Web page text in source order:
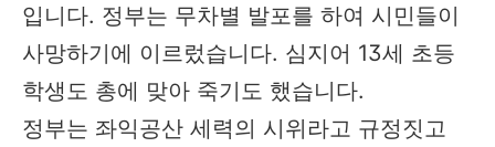
입니다. 정부는 무차별 발포를 하여 시민들이
사망하기에 이르렀습니다. 심지어 13세 초등
학생도 총에 맞아 죽기도 했습니다.
정부는 좌익공산 세력의 시위라고 규정짓고